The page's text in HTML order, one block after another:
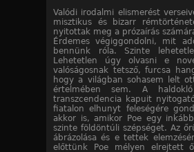
Valódi irodalmi elismerést
misztikus és bizarr
nyitottak meg a prózaírás
Érdemes végiggondolni, mit
bennünk róla. Szinte
Lehetetlen úgy olvasni e
valóságosnak tetsző, furcsa
hogy a világban sohasem lelt
értelmében sem. A
transzcendencia kapuit
fiatalon elhunyt feleségére
akkor is, amikor Poe egy
szinte földöntúli szépséget. Az
ábrázolása és e tettek
előttünk Poe mélyen elrejtett